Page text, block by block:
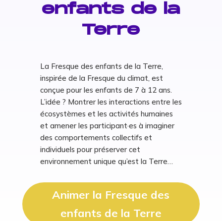
enfants de la
Terre
La Fresque des enfants de la Terre,
inspirée de la Fresque du climat, est
conçue pour les enfants de 7 à 12 ans.
L’idée ? Montrer les interactions entre les
écosystèmes et les activités humaines
et amener les participant·es à imaginer
des comportements collectifs et
individuels pour préserver cet
environnement unique qu’est la Terre…
Animer la Fresque des
enfants de la Terre